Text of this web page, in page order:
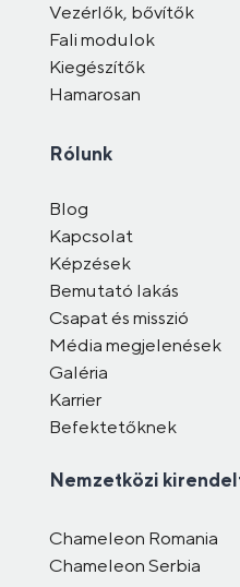
Vezérlők, bővítők
Fali modulok
Kiegészítők
Hamarosan
Rólunk
Blog
Kapcsolat
Képzések
Bemutató lakás
Csapat és misszió
Média megjelenések
Galéria
Karrier
Befektetőknek
Nemzetközi
Chameleon Romania
Chameleon Serbia